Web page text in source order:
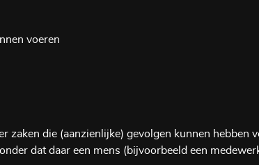
voeren
die (aanzienlijke) gevolgen kunnen hebben
dat daar een mens (bijvoorbeeld een